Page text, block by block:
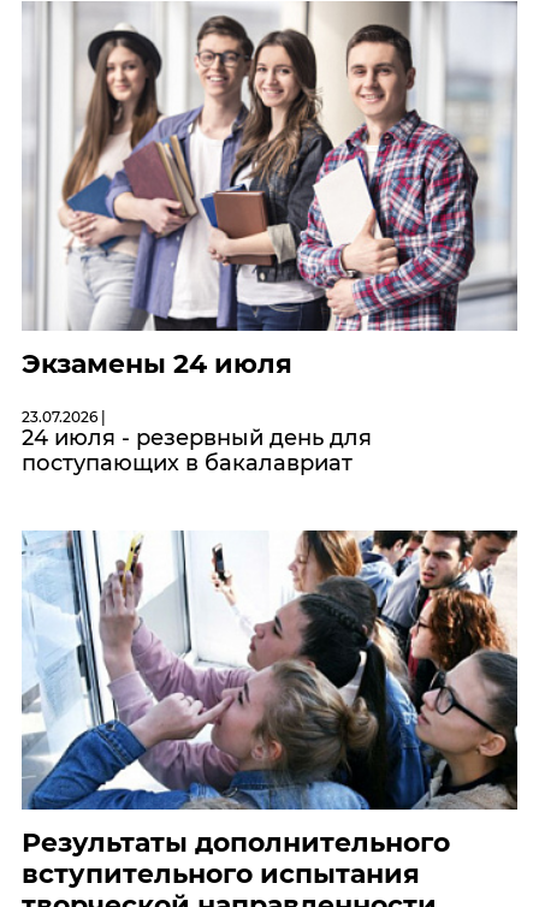
Экзамены 24 июля
23.07.2026 |
24 июля - резервный день для
поступающих в бакалавриат
Результаты дополнительного
вступительного испытания